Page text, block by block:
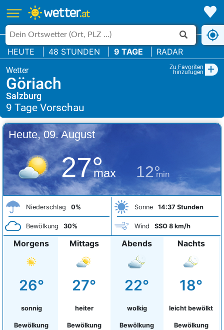
HEUTE 48 STUNDEN 9 TAGE RADAR
Zu Favoriten
hinzufügen +
Göriach
Salzburg
Heute, 09. August
27°
max 12°
min
Niederschlag 0%
Bewölkung 30%
Sonne 14:37 Stunden
Wind SSO 8 km/h
Morgens
26°
sonnig
Bewölkung
Mittags
27°
heiter
Bewölkung
Abends
22°
wolkig
Bewölkung
Nachts
18°
leicht bewölkt
Bewölkung